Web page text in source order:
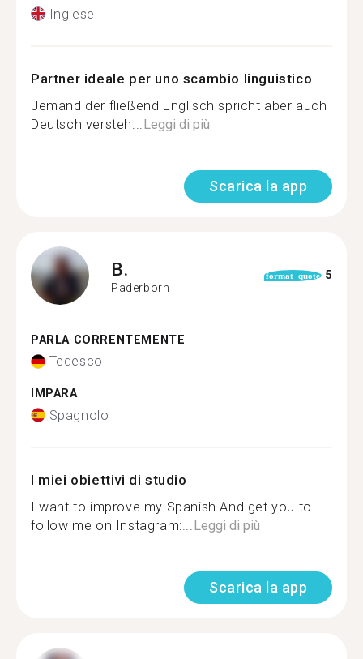
Inglese
Partner ideale per uno scambio linguistico
Jemand der fließend Englisch spricht aber auch
Deutsch versteh... Leggi di più
Scarica la app
B.
Paderborn
format_quote 5
PARLA CORRENTEMENTE
Tedesco
IMPARA
Spagnolo
I miei obiettivi di studio
I want to improve my Spanish And get you to
follow me on Instagram:... Leggi di più
Scarica la app